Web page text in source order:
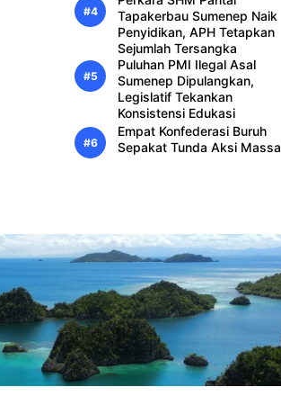
Tapakerbau Sumenep Naik
Penyidikan, APH Tetapkan
Sejumlah Tersangka
Puluhan PMI Ilegal Asal
Sumenep Dipulangkan,
Legislatif Tekankan
Konsistensi Edukasi
Empat Konfederasi Buruh
Sepakat Tunda Aksi Massa